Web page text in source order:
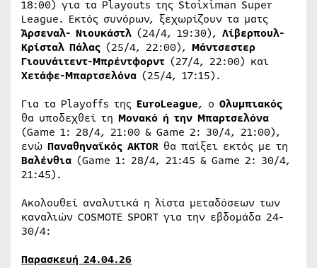
18:00) για τα Playouts της Stoiximan Super
League. Εκτός συνόρων, ξεχωρίζουν τα ματς
Άρσεναλ- Νιουκάστλ (24/4, 19:30), Λίβερπουλ-
Κρίσταλ Πάλας (25/4, 22:00), Μάντσεστερ
Γιουνάιτεντ-Μπρέντφορντ (27/4, 22:00) και
Χετάφε-Μπαρτσελόνα (25/4, 17:15).
Για τα Playoffs της EuroLeague, ο Ολυμπιακός
θα υποδεχθεί τη Μονακό ή την Μπαρτσελόνα
(Game 1: 28/4, 21:00 & Game 2: 30/4, 21:00),
ενώ Παναθηναϊκός AKTOR θα παίξει εκτός με τη
Βαλένθια (Game 1: 28/4, 21:45 & Game 2: 30/4,
21:45).
Ακολουθεί αναλυτικά η λίστα μεταδόσεων των
καναλιών COSMOTE SPORT για την εβδομάδα 24-
30/4:
Παρασκευή 24.04.26